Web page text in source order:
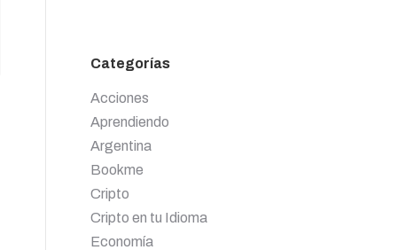
Categorías
Acciones
Aprendiendo
Argentina
Bookme
Cripto
Cripto en tu Idioma
Economía